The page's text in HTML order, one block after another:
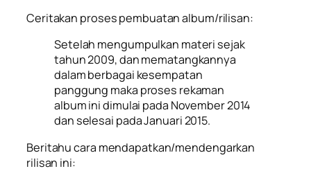
Ceritakan proses pembuatan album/rilisan:
Setelah mengumpulkan materi sejak
tahun 2009, dan mematangkannya
dalam berbagai kesempatan
panggung maka proses rekaman
album ini dimulai pada November 2014
dan selesai pada Januari 2015.
Beritahu cara mendapatkan/mendengarkan
rilisan ini: